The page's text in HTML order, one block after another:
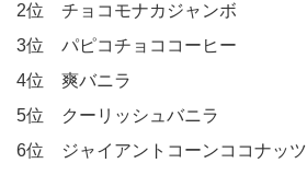
2位 チョコモナカジャンボ
3位 パピコチョココーヒー
4位 爽バニラ
5位 クーリッシュバニラ
6位 ジャイアントコーンココナッツ